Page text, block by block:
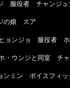
役者　チャンジュ
　スア
ョ　服役者　ホ・
ンジと同室　チャ
ミン　ボイスフィ